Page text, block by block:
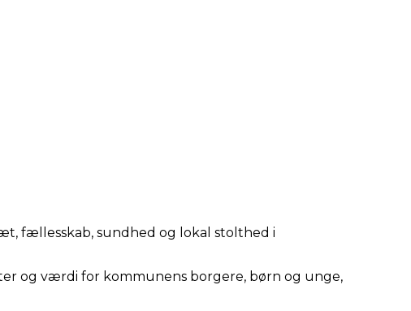
fællesskab, sundhed og lokal stolthed i
og værdi for kommunens borgere, børn og unge,